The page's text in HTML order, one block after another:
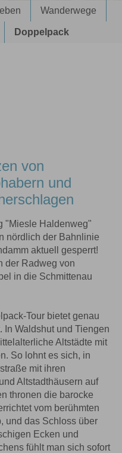
Wanderwege
Doppelpack
von
und
"Miesle Haldenweg"
nördlich der Bahnlinie
aktuell gesperrt!
der Radweg von
in die Schmittenau
Tour bietet genau
In Waldshut und Tiengen
Altstädte mit
So lohnt es sich, in
mit ihren
Altstadthäusern auf
thronen die barocke
vom berühmten
und das Schloss über
Ecken und
fühlt man sich sofort